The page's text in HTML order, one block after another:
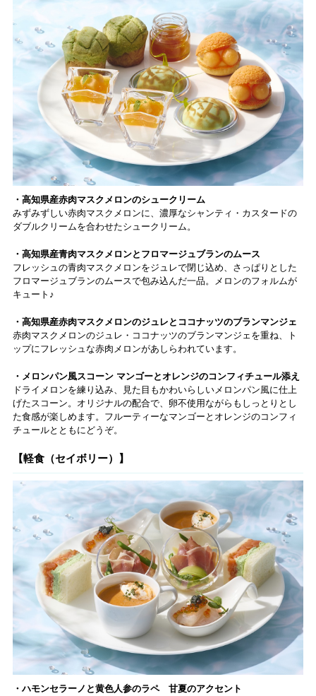
・高知県産赤肉マスクメロンのシュークリーム
みずみずしい赤肉マスクメロンに、濃厚なシャンティ・カスタードの
ダブルクリームを合わせたシュークリーム。
・高知県産青肉マスクメロンとフロマージュブランのムース
フレッシュの青肉マスクメロンをジュレで閉じ込め、さっぱりとした
フロマージュブランのムースで包み込んだ一品。メロンのフォルムが
キュート♪
・高知県産赤肉マスクメロンのジュレとココナッツのブランマンジェ
赤肉マスクメロンのジュレ・ココナッツのブランマンジェを重ね、ト
ップにフレッシュな赤肉メロンがあしらわれています。
・メロンパン風スコーン マンゴーとオレンジのコンフィチュール添え
ドライメロンを練り込み、見た目もかわいらしいメロンパン風に仕上
げたスコーン。オリジナルの配合で、卵不使用ながらもしっとりとし
た食感が楽しめます。フルーティーなマンゴーとオレンジのコンフィ
チュールとともにどうぞ。
【軽食（セイボリー）】
・ハモンセラーノと黄色人参のラペ 甘夏のアクセント